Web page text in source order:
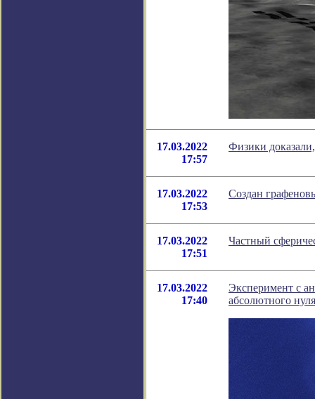
17.03.2022
17:57
Физики
17.03.2022
17:53
Создан
17.03.2022
17:51
Частный
17.03.2022
17:40
Эксперимент с
абсолютного нуля